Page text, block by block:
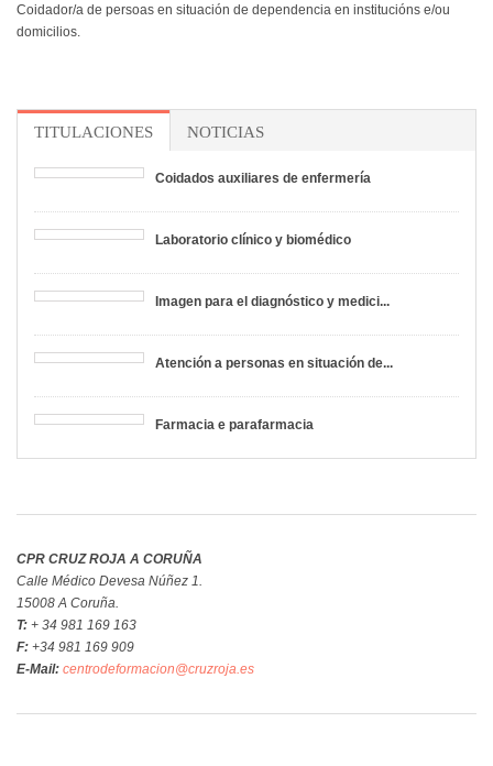
Coidador/a de persoas en situación de dependencia en institucións e/ou
domicilios.
TITULACIONES NOTICIAS
Coidados auxiliares de enfermería
Laboratorio clínico y biomédico
Imagen para el diagnóstico y medici...
Atención a personas en situación de...
Farmacia e parafarmacia
CPR CRUZ ROJA A CORUÑA
Calle Médico Devesa Núñez 1.
15008 A Coruña.
T: + 34 981 169 163
F: +34 981 169 909
E-Mail: centrodeformacion@cruzroja.es